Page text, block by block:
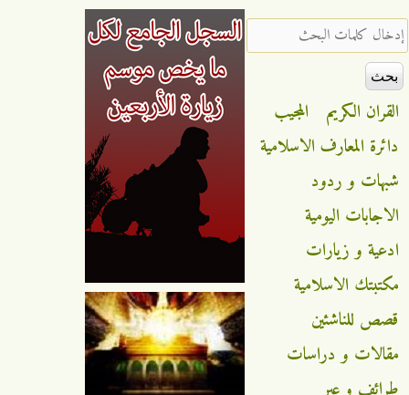
‏إدخال كلمات البحث ‏
القران الكريم
المجيب
دائرة المعارف الاسلامية
شبهات و ردود
الاجابات اليومية
ادعية و زيارات
مكتبتك الاسلامية
قصص للناشئين
مقالات و دراسات